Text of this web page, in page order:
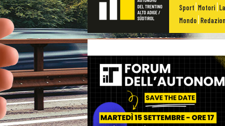
Sport Motori
Mondo